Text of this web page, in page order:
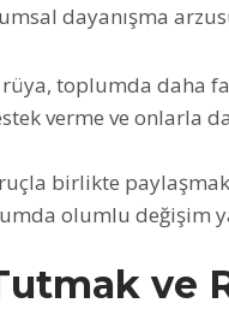
dayanışma
toplumda daha
verme ve onlarla
birlikte
olumlu değişim
ve